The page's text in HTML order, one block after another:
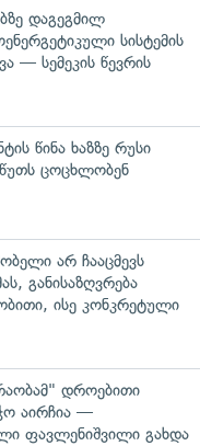
დაგეგმილ
სისტემის
— სემეკის წევრის
წინა ხაზზე რუსი
ცოცხლობენ
არ ჩააცმევს
განისაზღვრება
ისე კონკრეტული
დროებითი
აირჩია —
ფავლენიშვილი გახდა